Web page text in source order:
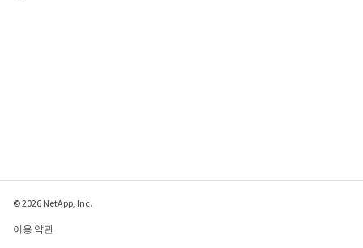
© 2026 NetApp, Inc.
이용 약관